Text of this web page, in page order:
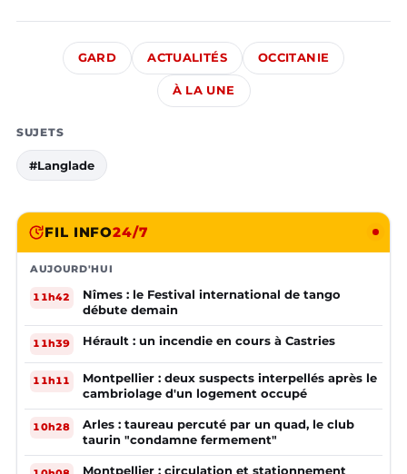
GARD ACTUALITÉS OCCITANIE
À LA UNE
SUJETS
#Langlade
FIL INFO24/7
AUJOURD'HUI
11h42
Nîmes : le Festival international de tango
débute demain
11h39 Hérault : un incendie en cours à Castries
11h11
Montpellier : deux suspects interpellés après le
cambriolage d'un logement occupé
10h28
Arles : taureau percuté par un quad, le club
taurin "condamne fermement"
Montpellier : circulation et stationnement